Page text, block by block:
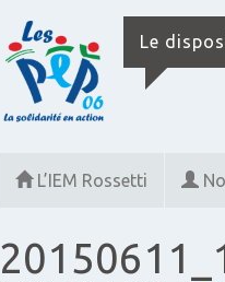
Le
L’IEM Rossetti